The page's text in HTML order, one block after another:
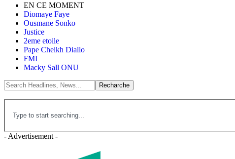
EN CE MOMENT
Diomaye Faye
Ousmane Sonko
Justice
2eme etoile
Pape Cheikh Diallo
FMI
Macky Sall ONU
- Advertisement -